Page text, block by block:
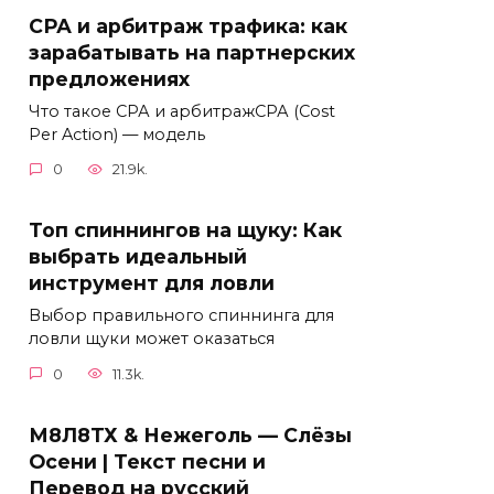
СРА и арбитраж трафика: как
зарабатывать на партнерских
предложениях
Что такое СРА и арбитражСРА (Cost
Per Action) — модель
0 21.9k.
Топ спиннингов на щуку: Как
выбрать идеальный
инструмент для ловли
Выбор правильного спиннинга для
ловли щуки может оказаться
0 11.3k.
М8Л8ТХ & Нежеголь — Слёзы
Осени | Текст песни и
Перевод на русский